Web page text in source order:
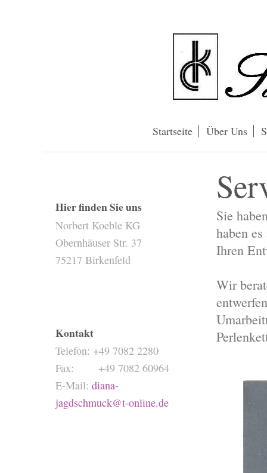
Startseite Über Uns
Sie
haben
Ihren
Wir
Hier finden Sie uns
Norbert Koeble KG
Obernhäuser Str. 37
75217 Birkenfeldrbert
Kontakt
Telefon: +49 7082 2280
Fax: +49 7082 60964
E-Mail: diana-
jagdschmuck@t-online.de